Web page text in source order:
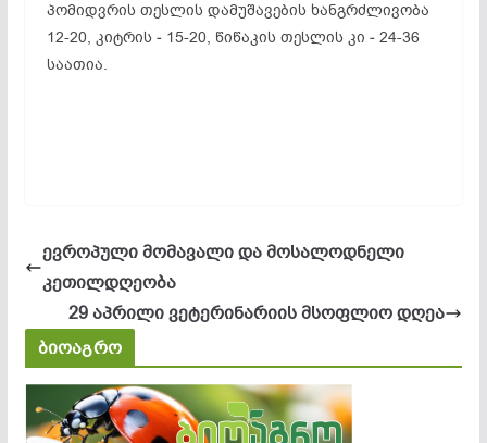
პომიდვრის თესლის დამუშავების ხანგრძლივობა
12-20, კიტრის ‒ 15-20, წიწაკის თესლის კი ‒ 24-36
საათია.
ევროპული მომავალი და მოსალოდნელი
კეთილდღეობა
29 აპრილი ვეტერინარიის მსოფლიო დღეა
ბიოაგრო